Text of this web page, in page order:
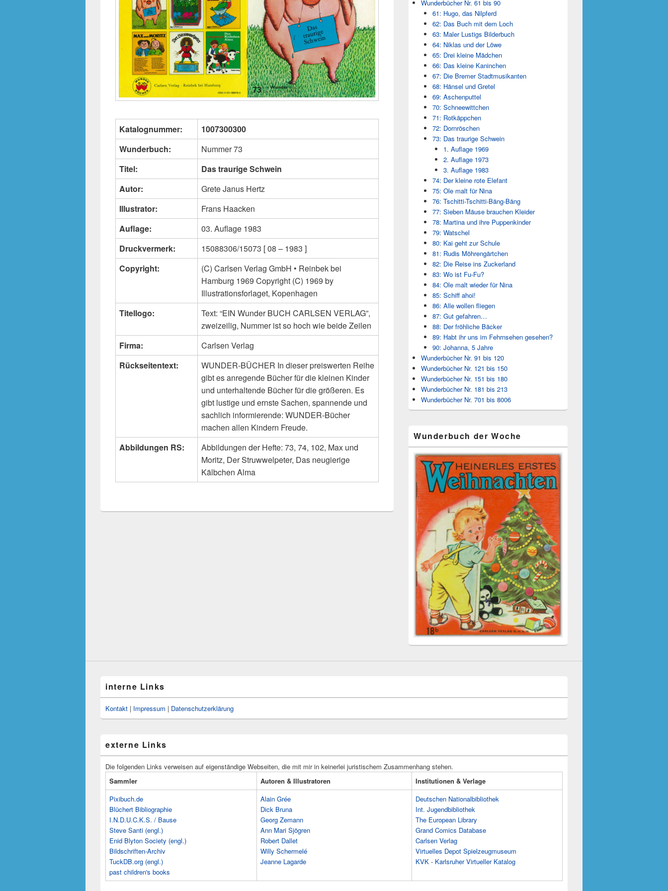
Katalognummer:
1007300300
Wunderbuch:
Nummer 73
Titel:
Das traurige Schwein
Autor:
Grete Janus Hertz
Illustrator:
Frans Haacken
Auflage:
03. Auflage 1983
Druckvermerk:
15088306/15073 [ 08 – 1983 ]
Copyright:
(C) Carlsen Verlag GmbH • Reinbek bei
Hamburg 1969 Copyright (C) 1969 by
Illustrationsforlaget, Kopenhagen
Titellogo:
Text: “EIN Wunder BUCH CARLSEN VERLAG”,
zweizeilig, Nummer ist so hoch wie beide Zeilen
Firma:
Carlsen Verlag
Rückseitentext:
WUNDER-BÜCHER In dieser preiswerten Reihe
gibt es anregende Bücher für die kleinen Kinder
und unterhaltende Bücher für die größeren. Es
gibt lustige und ernste Sachen, spannende und
sachlich informierende: WUNDER-Bücher
machen allen Kindern Freude.
Abbildungen RS:
Abbildungen der Hefte: 73, 74, 102, Max und
Moritz, Der Struwwelpeter, Das neugierige
Kälbchen Alma
Wunderbücher Nr. 61 bis 90
61: Hugo, das Nilpferd
62: Das Buch mit dem Loch
63: Maler Lustigs Bilderbuch
64: Niklas und der Löwe
65: Drei kleine Mädchen
66: Das kleine Kaninchen
67: Die Bremer Stadtmusikanten
68: Hänsel und Gretel
69: Aschenputtel
70: Schneewittchen
71: Rotkäppchen
72: Dornröschen
73: Das traurige Schwein
1. Auflage 1969
2. Auflage 1973
3. Auflage 1983
74: Der kleine rote Elefant
75: Ole malt für Nina
76: Tschitti-Tschitti-Bäng-Bäng
77: Sieben Mäuse brauchen Kleider
78: Martina und ihre Puppenkinder
79: Watschel
80: Kai geht zur Schule
81: Rudis Möhrengärtchen
82: Die Reise ins Zuckerland
83: Wo ist Fu-Fu?
84: Ole malt wieder für Nina
85: Schiff ahoi!
86: Alle wollen fliegen
87: Gut gefahren…
88: Der fröhliche Bäcker
89: Habt ihr uns im Fehrnsehen gesehen?
90: Johanna, 5 Jahre
Wunderbücher Nr. 91 bis 120
Wunderbücher Nr. 121 bis 150
Wunderbücher Nr. 151 bis 180
Wunderbücher Nr. 181 bis 213
Wunderbücher Nr. 701 bis 8006
Wunderbuch der Woche
interne Links
Kontakt | Impressum | Datenschutzerklärung
externe Links
Die folgenden Links verweisen auf eigenständige Webseiten, die mit mir in keinerlei juristischem Zusammenhang stehen.
Sammler
Autoren & Illustratoren
Institutionen & Verlage
Pixibuch.de
Blüchert Bibliographie
I.N.D.U.C.K.S. / Bause
Steve Santi (engl.)
Enid Blyton Society (engl.)
Bildschriften-Archiv
TuckDB.org (engl.)
past children's books
Alain Grée
Dick Bruna
Georg Zemann
Ann Mari Sjögren
Robert Dallet
Willy Schermelé
Jeanne Lagarde
Deutschen Nationalbibliothek
Int. Jugendbibliothek
The European Library
Grand Comics Database
Carlsen Verlag
Virtuelles Depot Spielzeugmuseum
KVK - Karlsruher Virtueller Katalog